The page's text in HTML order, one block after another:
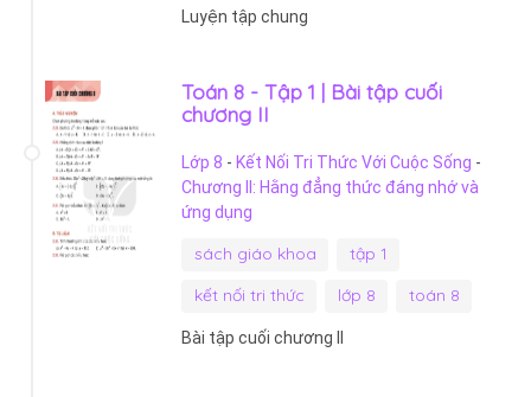
Luyện tập chung
Toán 8 - Tập 1 | Bài tập cuối
chương II
Lớp 8 - Kết Nối Tri Thức Với Cuộc Sống -
Chương II: Hằng đẳng thức đáng nhớ và
ứng dụng
sách giáo khoa
tập 1
kết nối tri thức
lớp 8 toán 8
Bài tập cuối chương II